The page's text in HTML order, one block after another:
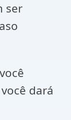
ser
dará